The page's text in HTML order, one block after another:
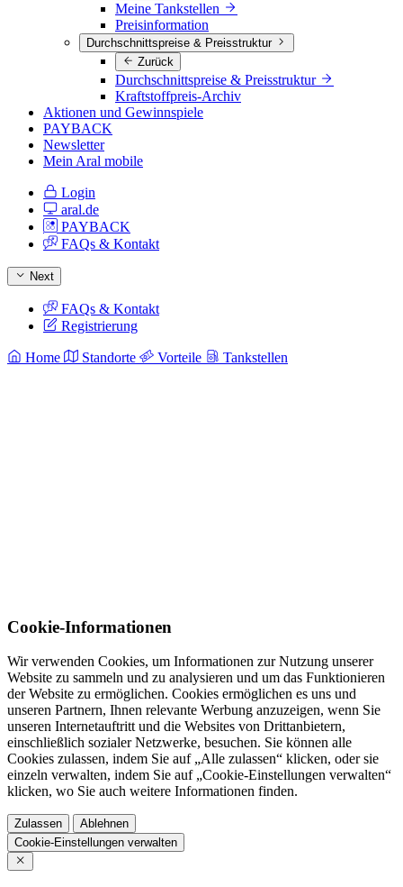
Meine Tankstellen
Preisinformation
Durchschnittspreise & Preisstruktur
Zurück
Durchschnittspreise & Preisstruktur
Kraftstoffpreis-Archiv
Aktionen und Gewinnspiele
PAYBACK
Newsletter
Mein Aral mobile
Login
aral.de
PAYBACK
FAQs & Kontakt
Next
FAQs & Kontakt
Registrierung
Home Standorte Vorteile Tankstellen
Cookie-Informationen
Wir verwenden Cookies, um Informationen zur Nutzung unserer
Website zu sammeln und zu analysieren und um das Funktionieren
der Website zu ermöglichen. Cookies ermöglichen es uns und
unseren Partnern, Ihnen relevante Werbung anzuzeigen, wenn Sie
unseren Internetauftritt und die Websites von Drittanbietern,
einschließlich sozialer Netzwerke, besuchen. Sie können alle
Cookies zulassen, indem Sie auf „Alle zulassen“ klicken, oder sie
einzeln verwalten, indem Sie auf „Cookie-Einstellungen verwalten“
klicken, wo Sie auch weitere Informationen finden.
Zulassen
Ablehnen
Cookie-Einstellungen verwalten